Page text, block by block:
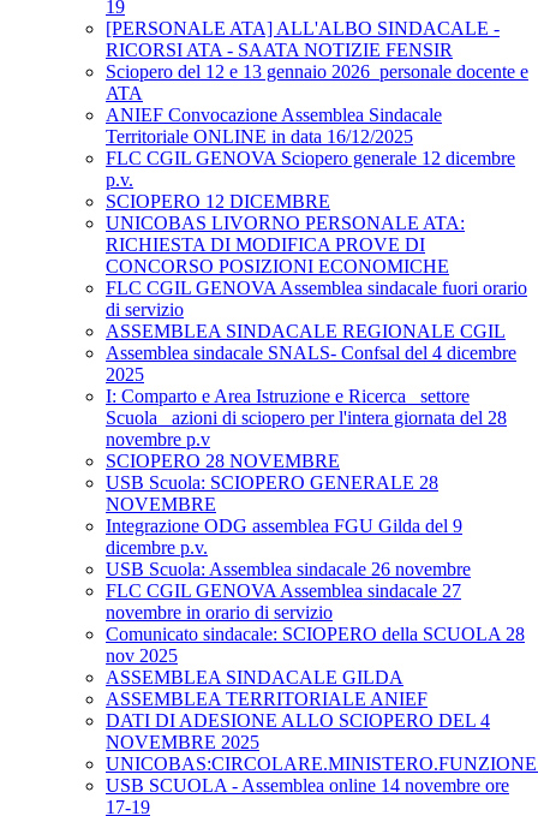
19
[PERSONALE ATA] ALL'ALBO SINDACALE -
RICORSI ATA - SAATA NOTIZIE FENSIR
Sciopero del 12 e 13 gennaio 2026_personale docente e
ATA
ANIEF Convocazione Assemblea Sindacale
Territoriale ONLINE in data 16/12/2025
FLC CGIL GENOVA Sciopero generale 12 dicembre
p.v.
SCIOPERO 12 DICEMBRE
UNICOBAS LIVORNO PERSONALE ATA:
RICHIESTA DI MODIFICA PROVE DI
CONCORSO POSIZIONI ECONOMICHE
FLC CGIL GENOVA Assemblea sindacale fuori orario
di servizio
ASSEMBLEA SINDACALE REGIONALE CGIL
Assemblea sindacale SNALS- Confsal del 4 dicembre
2025
I: Comparto e Area Istruzione e Ricerca_ settore
Scuola_ azioni di sciopero per l'intera giornata del 28
novembre p.v
SCIOPERO 28 NOVEMBRE
USB Scuola: SCIOPERO GENERALE 28
NOVEMBRE
Integrazione ODG assemblea FGU Gilda del 9
dicembre p.v.
USB Scuola: Assemblea sindacale 26 novembre
FLC CGIL GENOVA Assemblea sindacale 27
novembre in orario di servizio
Comunicato sindacale: SCIOPERO della SCUOLA 28
nov 2025
ASSEMBLEA SINDACALE GILDA
ASSEMBLEA TERRITORIALE ANIEF
DATI DI ADESIONE ALLO SCIOPERO DEL 4
NOVEMBRE 2025
USB SCUOLA - Assemblea online 14 novembre ore
17-19